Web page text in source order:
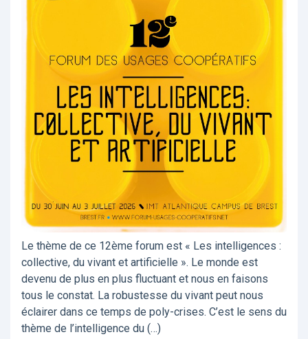
Le thème de ce 12ème forum est « Les intelligences :
collective, du vivant et artificielle ». Le monde est
devenu de plus en plus fluctuant et nous en faisons
tous le constat. La robustesse du vivant peut nous
éclairer dans ce temps de poly-crises. C’est le sens du
thème de l’intelligence du (…)